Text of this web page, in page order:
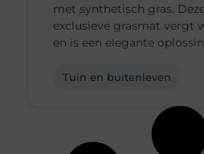
met synthetisch gras.
exclusieve grasmat vergt
en is een elegante
Tuin en buitenleven